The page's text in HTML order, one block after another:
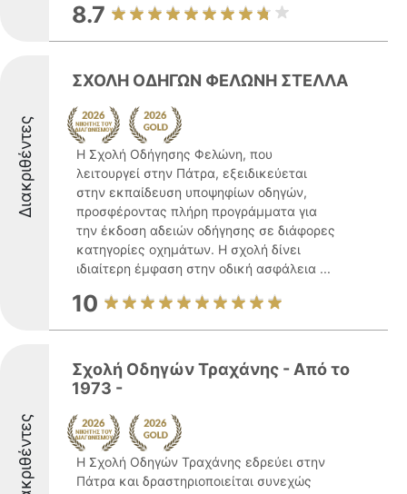
8.7
Διακριθέντες
ΣΧΟΛΗ ΟΔΗΓΩΝ ΦΕΛΩΝΗ ΣΤΕΛΛΑ
Η Σχολή Οδήγησης Φελώνη, που
λειτουργεί στην Πάτρα, εξειδικεύεται
στην εκπαίδευση υποψηφίων οδηγών,
προσφέροντας πλήρη προγράμματα για
την έκδοση αδειών οδήγησης σε διάφορες
κατηγορίες οχημάτων. Η σχολή δίνει
ιδιαίτερη έμφαση στην οδική ασφάλεια ...
10
Διακριθέντες
Σχολή Οδηγών Τραχάνης - Από το
1973 -
Η Σχολή Οδηγών Τραχάνης εδρεύει στην
Πάτρα και δραστηριοποιείται συνεχώς